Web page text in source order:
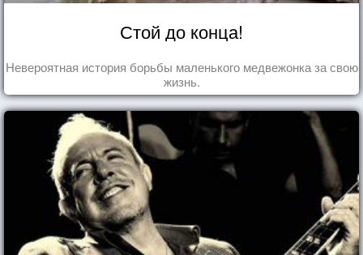
Стой до конца!
Невероятная история борьбы маленького медвежонка за свою
жизнь.